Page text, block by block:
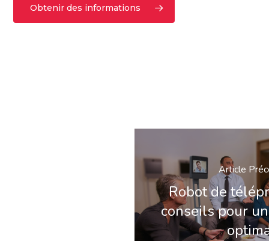
Obtenir des informations
Article
Robot de
conseils pour